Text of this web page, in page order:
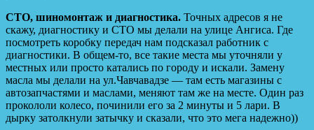
СТО, шиномонтаж и диагностика. Точных адресов я не
скажу, диагностику и СТО мы делали на улице Ангиса. Где
посмотреть коробку передач нам подсказал работник с
диагностики. В общем-то, все такие места мы уточняли у
местных или просто катались по городу и искали. Замену
масла мы делали на ул.Чавчавадзе — там есть магазины с
автозапчастями и маслами, меняют там же на месте. Один раз
прокололи колесо, починили его за 2 минуты и 5 лари. В
дырку затолкнули затычку и сказали, что это мега надежно))